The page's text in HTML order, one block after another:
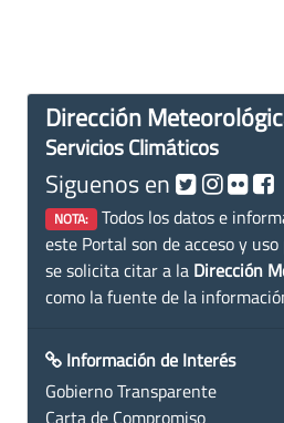
Dirección
Servicios Climáticos
Siguenos en
NOTA: Todos los datos e
este Portal son de acceso y
se solicita citar a la Dirección
como la fuente de la
Información de Interés
Gobierno Transparente
Carta de Compromiso